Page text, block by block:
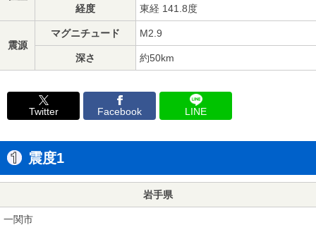
経度 東経 141.8度
震源
マグニチュード M2.9
深さ 約50km
Twitter Facebook LINE
震度1
岩手県
一関市